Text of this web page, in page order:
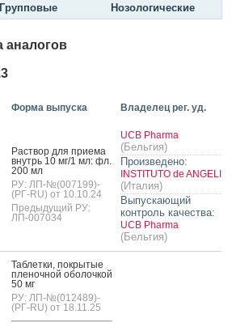
Групповые Нозологические
аналогов
Форма выпуска Владелец рег. уд.
Рас­твор для при­ема
внутрь 10 мг/1 мл: фл.
200 мл
РУ: ЛП-№(007199)-
(РГ-RU) от 10.10.24
Предыдущий РУ:
ЛП-007034
UCB Pharma
(Бельгия)
Произведено:
INSTITUTO de ANGELI
(Италия)
Выпускающий
контроль качества:
UCB Pharma
(Бельгия)
Таб­летки, пок­ры­тые
пле­ноч­ной обо­лоч­кой
50 мг
РУ: ЛП-№(012489)-
(РГ-RU) от 18.11.25